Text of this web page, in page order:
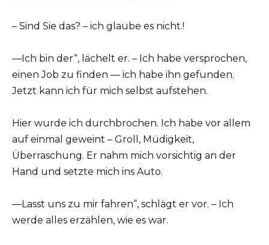
– Sind Sie das? – ich glaube es nicht.!
—Ich bin der“, lächelt er. – Ich habe versprochen,
einen Job zu finden — ich habe ihn gefunden.
Jetzt kann ich für mich selbst aufstehen.
Hier wurde ich durchbrochen. Ich habe vor allem
auf einmal geweint – Groll, Müdigkeit,
Überraschung. Er nahm mich vorsichtig an der
Hand und setzte mich ins Auto.
—Lasst uns zu mir fahren“, schlägt er vor. – Ich
werde alles erzählen, wie es war.